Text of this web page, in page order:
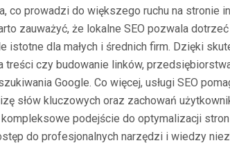
co prowadzi do większego ruchu na stronie
zauważyć, że lokalne SEO pozwala
istotne dla małych i średnich firm. Dzięki
treści czy budowanie linków,
Google. Co więcej, usługi SEO
słów kluczowych oraz zachowań
podejście do optymalizacji
do profesjonalnych narzędzi i wiedzy